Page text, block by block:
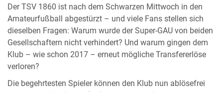
Der TSV 1860 ist nach dem Schwarzen Mittwoch in den
Amateurfußball abgestürzt – und viele Fans stellen sich
dieselben Fragen: Warum wurde der Super-GAU von beiden
Gesellschaftern nicht verhindert? Und warum gingen dem
Klub – wie schon 2017 – erneut mögliche Transfererlöse
verloren?
Die begehrtesten Spieler können den Klub nun ablösefrei